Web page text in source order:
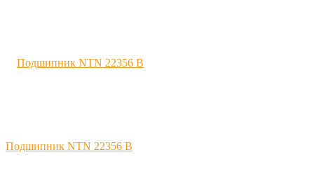
Подшипник NTN 22356 B